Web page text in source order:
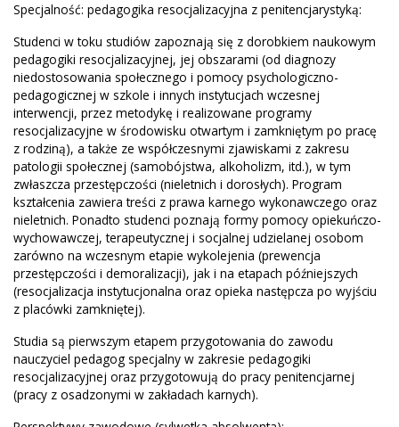
Specjalność: pedagogika resocjalizacyjna z penitencjarystyką:
Studenci w toku studiów zapoznają się z dorobkiem naukowym
pedagogiki resocjalizacyjnej, jej obszarami (od diagnozy
niedostosowania społecznego i pomocy psychologiczno-
pedagogicznej w szkole i innych instytucjach wczesnej
interwencji, przez metodykę i realizowane programy
resocjalizacyjne w środowisku otwartym i zamkniętym po pracę
z rodziną), a także ze współczesnymi zjawiskami z zakresu
patologii społecznej (samobójstwa, alkoholizm, itd.), w tym
zwłaszcza przestępczości (nieletnich i dorosłych). Program
kształcenia zawiera treści z prawa karnego wykonawczego oraz
nieletnich. Ponadto studenci poznają formy pomocy opiekuńczo-
wychowawczej, terapeutycznej i socjalnej udzielanej osobom
zarówno na wczesnym etapie wykolejenia (prewencja
przestępczości i demoralizacji), jak i na etapach późniejszych
(resocjalizacja instytucjonalna oraz opieka następcza po wyjściu
z placówki zamkniętej).
Studia są pierwszym etapem przygotowania do zawodu
nauczyciel pedagog specjalny w zakresie pedagogiki
resocjalizacyjnej oraz przygotowują do pracy penitencjarnej
(pracy z osadzonymi w zakładach karnych).